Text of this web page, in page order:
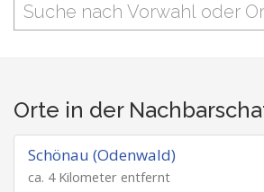
Orte in der
Schönau (Odenwald)
ca. 4 Kilometer entfernt